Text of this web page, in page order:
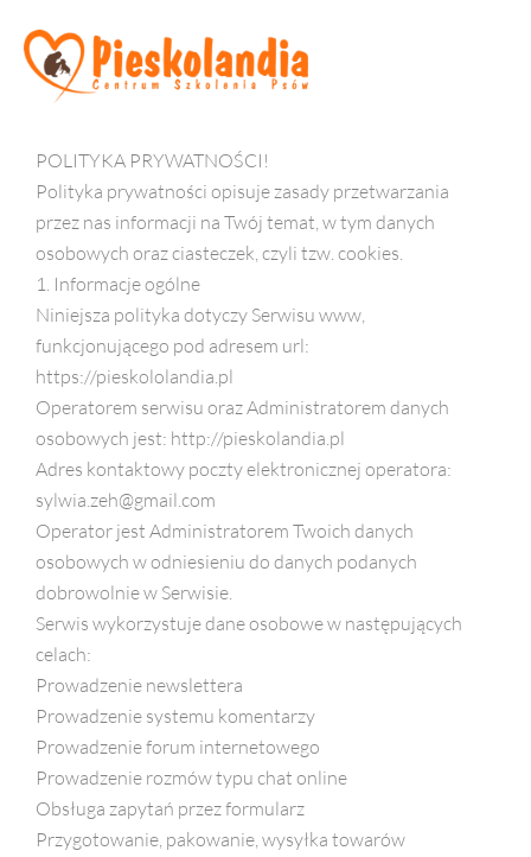
content
POLITYKA PRYWATNOŚCI!
Polityka prywatności opisuje zasady przetwarzania
przez nas informacji na Twój temat, w tym danych
osobowych oraz ciasteczek, czyli tzw. cookies.
1. Informacje ogólne
Niniejsza polityka dotyczy Serwisu www,
funkcjonującego pod adresem url:
https://pieskololandia.pl
Operatorem serwisu oraz Administratorem danych
osobowych jest: http://pieskolandia.pl
Adres kontaktowy poczty elektronicznej operatora:
sylwia.zeh@gmail.com
Operator jest Administratorem Twoich danych
osobowych w odniesieniu do danych podanych
dobrowolnie w Serwisie.
Serwis wykorzystuje dane osobowe w następujących
celach:
Prowadzenie newslettera
Prowadzenie systemu komentarzy
Prowadzenie forum internetowego
Prowadzenie rozmów typu chat online
Obsługa zapytań przez formularz
Przygotowanie, pakowanie, wysyłka towarów